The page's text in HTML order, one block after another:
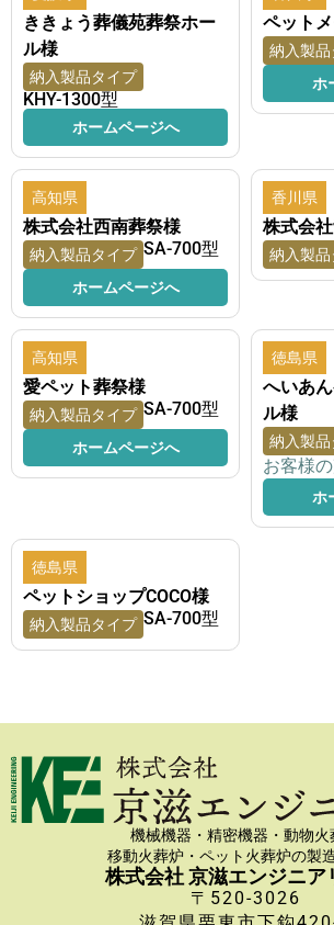
ききょう葬儀苑葬祭ホー
ル様
納入製品タイプ
KHY-1300型
ホームページへ
ペット
納入製
ホ
高知県
株式会社西南葬祭様
納入製品タイプ SA-700型
ホームページへ
香川県
株式会
納入製
高知県
愛ペット葬祭様
納入製品タイプ SA-700型
ホームページへ
徳島県
へいあ
ル様
納入製
お客様
ホ
徳島県
ペットショップCOCO様
納入製品タイプ SA-700型
機械機器・精密機器・動物火
移動火葬炉・ペット火葬炉の製
株式会社 京滋エンジニア
〒520-3026